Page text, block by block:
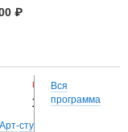
₽
вс 9 авг.
15:00
Арт-студия Мадлены
Вся
программа